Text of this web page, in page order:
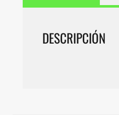
DESCRIPCIÓN